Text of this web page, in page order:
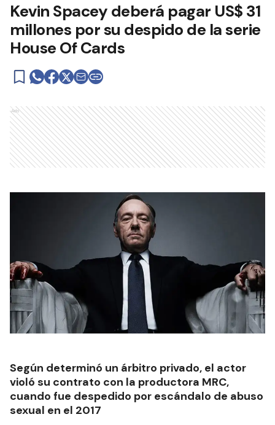
Kevin Spacey deberá pagar US$ 31
millones por su despido de la serie
House Of Cards
Ads
Según determinó un árbitro privado, el actor
violó su contrato con la productora MRC,
cuando fue despedido por escándalo de abuso
sexual en el 2017